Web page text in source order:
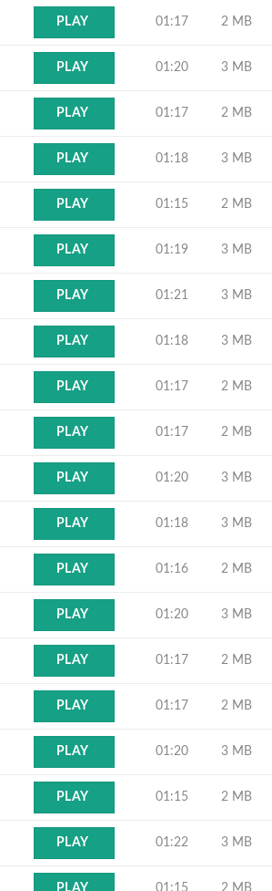
PLAY 01:17 2 MB
PLAY 01:20 3 MB
PLAY 01:17 2 MB
PLAY 01:18 3 MB
PLAY 01:15 2 MB
PLAY 01:19 3 MB
PLAY 01:21 3 MB
PLAY 01:18 3 MB
PLAY 01:17 2 MB
PLAY 01:17 2 MB
PLAY 01:20 3 MB
PLAY 01:18 3 MB
PLAY 01:16 2 MB
PLAY 01:20 3 MB
PLAY 01:17 2 MB
PLAY 01:17 2 MB
PLAY 01:20 3 MB
PLAY 01:15 2 MB
PLAY 01:22 3 MB
PLAY 01:15 2 MB